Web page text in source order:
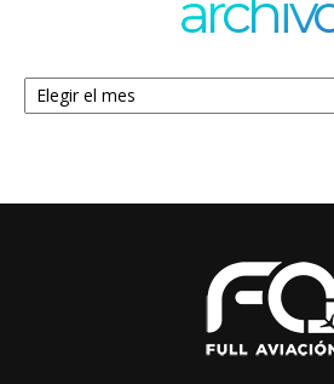
Archivos